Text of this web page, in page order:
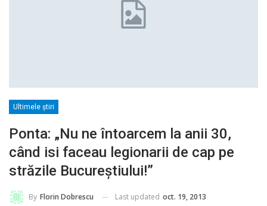
Ultimele ştiri
Ponta: „Nu ne întoarcem la anii 30,
când isi faceau legionarii de cap pe
străzile Bucureștiului!”
By Florin Dobrescu Last updated oct. 19, 2013